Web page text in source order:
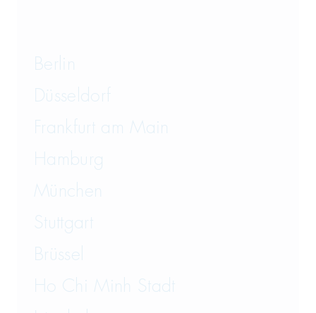
Berlin
Düsseldorf
Frankfurt am Main
Hamburg
München
Stuttgart
Brüssel
Ho Chi Minh Stadt